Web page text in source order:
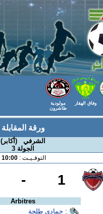
وفاق الهقار
مولودية
طاشرون
ورقة المقابلة
الشرفي (أكابر)
الجولة 3
التوقـيـت :10:00
1
-
Arbitres
: حمادي طلحة